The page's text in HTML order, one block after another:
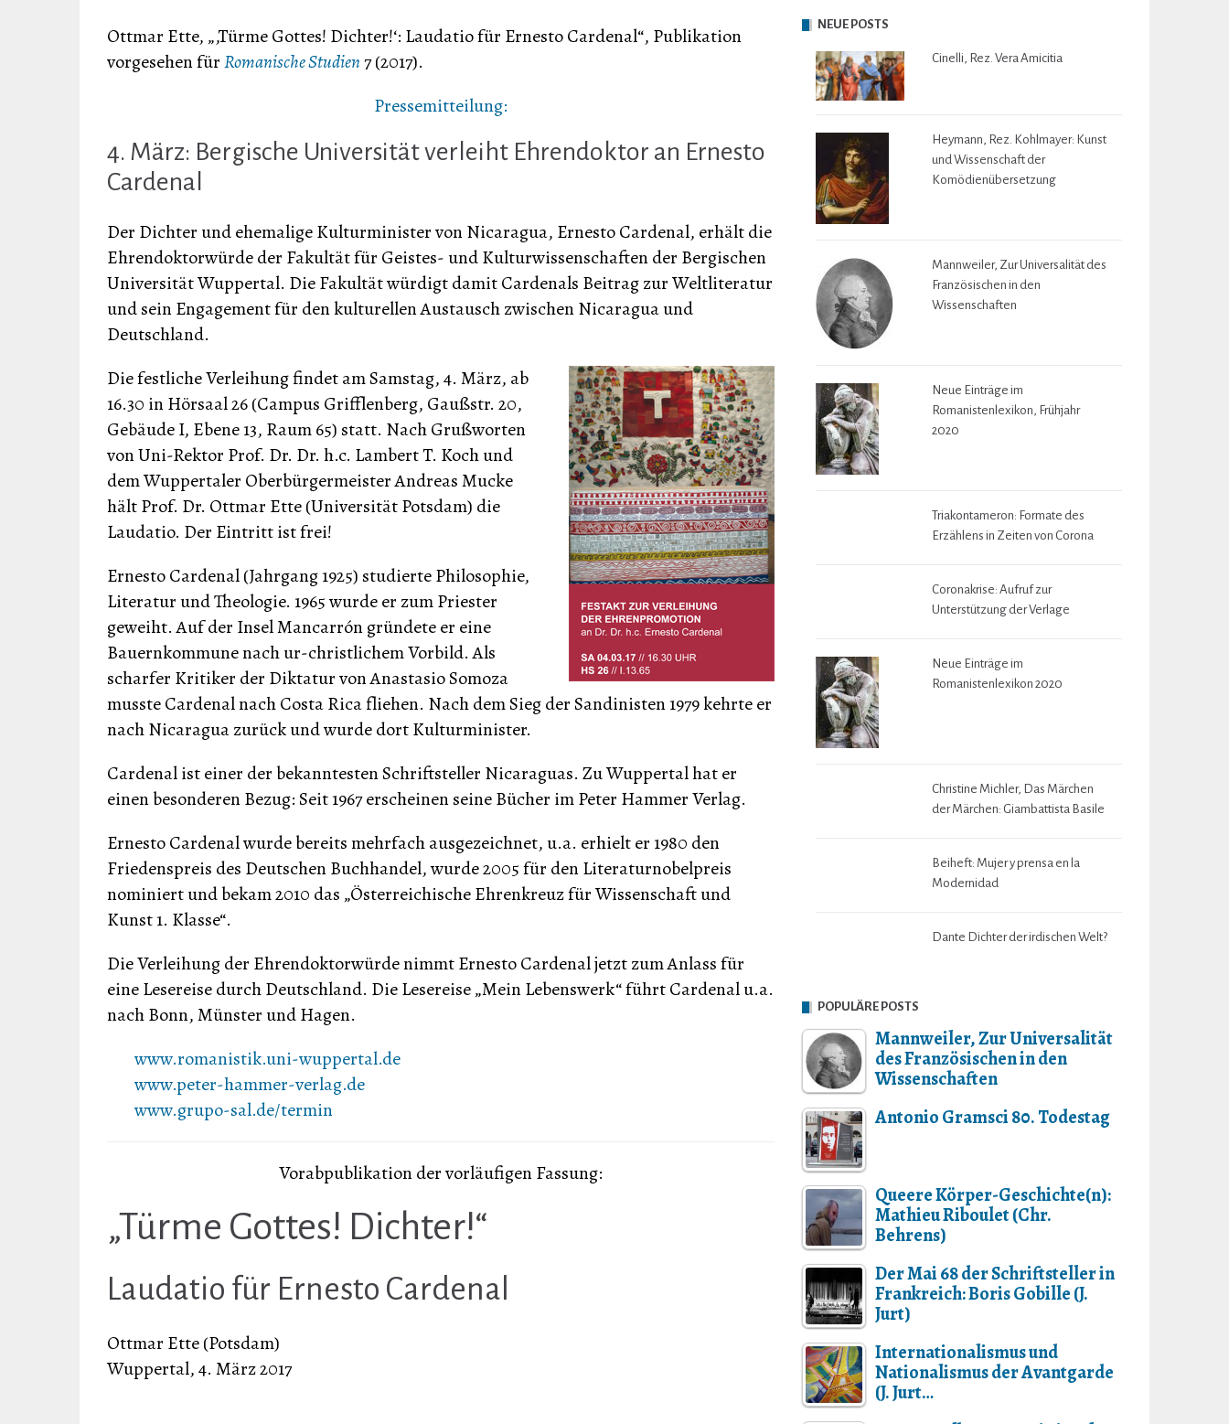
Ottmar Ette, „‚Türme Gottes! Dichter!‘: Laudatio für Ernesto Cardenal“, Publikation
vorgesehen fürRomanische Studien7 (2017).
Pressemitteilung:
4. März: Bergische Universität verleiht Ehrendoktor an Ernesto
Cardenal
Der Dichter und ehemalige Kulturminister von Nicaragua, Ernesto Cardenal, erhält die
Ehrendoktorwürde der Fakultät für Geistes- und Kulturwissenschaften der Bergischen
Universität Wuppertal. Die Fakultät würdigt damit Cardenals Beitrag zur Weltliteratur
und sein Engagement für den kulturellen Austausch zwischen Nicaragua und
Deutschland.
Die festliche Verleihung findet am Samstag, 4. März, ab
16.30 in Hörsaal 26 (Campus Grifflenberg, Gaußstr. 20,
Gebäude I, Ebene 13, Raum 65) statt. Nach Grußworten
von Uni-Rektor Prof. Dr. Dr. h.c. Lambert T. Koch und
dem Wuppertaler Oberbürgermeister Andreas Mucke
hält Prof. Dr. Ottmar Ette (Universität Potsdam) die
Laudatio. Der Eintritt ist frei!
Ernesto Cardenal (Jahrgang 1925) studierte Philosophie,
Literatur und Theologie. 1965 wurde er zum Priester
geweiht. Auf der Insel Mancarrón gründete er eine
Bauernkommune nach ur-christlichem Vorbild. Als
scharfer Kritiker der Diktatur von Anastasio Somoza
musste Cardenal nach Costa Rica fliehen. Nach dem Sieg der Sandinisten 1979 kehrte er
nach Nicaragua zurück und wurde dort Kulturminister.
Cardenal ist einer der bekanntesten Schriftsteller Nicaraguas. Zu Wuppertal hat er
einen besonderen Bezug: Seit 1967 erscheinen seine Bücher im Peter Hammer Verlag.
Ernesto Cardenal wurde bereits mehrfach ausgezeichnet, u.a. erhielt er 1980 den
Friedenspreis des Deutschen Buchhandel, wurde 2005 für den Literaturnobelpreis
nominiert und bekam 2010 das „Österreichische Ehrenkreuz für Wissenschaft und
Kunst 1. Klasse“.
Die Verleihung der Ehrendoktorwürde nimmt Ernesto Cardenal jetzt zum Anlass für
eine Lesereise durch Deutschland. Die Lesereise „Mein Lebenswerk“ führt Cardenal u.a.
nach Bonn, Münster und Hagen.
www.romanistik.uni-wuppertal.de
www.peter-hammer-verlag.de
www.grupo-sal.de/termin
Vorabpublikation der vorläufigen Fassung:
„Türme Gottes! Dichter!“
Laudatio für Ernesto Cardenal
Ottmar Ette (Potsdam)
Wuppertal, 4. März 2017
NEUE POSTS
Cinelli, Rez. Vera Amicitia
Heymann, Rez. Kohlmayer: Kunst
und Wissenschaft der
Komödienübersetzung
Mannweiler, Zur Universalität des
Französischen in den
Wissenschaften
Neue Einträge im
Romanistenlexikon, Frühjahr
2020
Triakontameron: Formate des
Erzählens in Zeiten von Corona
Coronakrise: Aufruf zur
Unterstützung der Verlage
Neue Einträge im
Romanistenlexikon 2020
Christine Michler, Das Märchen
der Märchen: Giambattista Basile
Beiheft: Mujer y prensa en la
Modernidad
Dante Dichter der irdischen Welt?
POPULÄRE POSTS
Mannweiler, Zur Universalität
des Französischen in den
Wissenschaften
Antonio Gramsci 80. Todestag
Queere Körper-Geschichte(n):
Mathieu Riboulet (Chr.
Behrens)
Der Mai 68 der Schriftsteller in
Frankreich: Boris Gobille (J.
Jurt)
Internationalismus und
Nationalismus der Avantgarde
(J. Jurt…